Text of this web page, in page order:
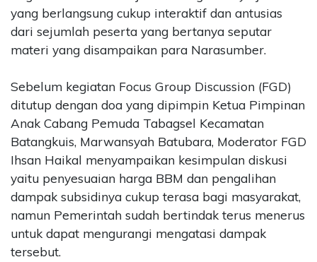
yang berlangsung cukup interaktif dan antusias
dari sejumlah peserta yang bertanya seputar
materi yang disampaikan para Narasumber.
Sebelum kegiatan Focus Group Discussion (FGD)
ditutup dengan doa yang dipimpin Ketua Pimpinan
Anak Cabang Pemuda Tabagsel Kecamatan
Batangkuis, Marwansyah Batubara, Moderator FGD
Ihsan Haikal menyampaikan kesimpulan diskusi
yaitu penyesuaian harga BBM dan pengalihan
dampak subsidinya cukup terasa bagi masyarakat,
namun Pemerintah sudah bertindak terus menerus
untuk dapat mengurangi mengatasi dampak
tersebut.